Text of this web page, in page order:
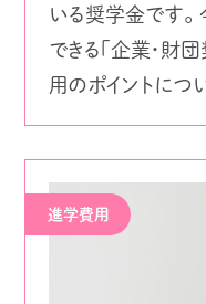
いる奨学金です。
できる「企業・財
用のポイントにつ
進学費用